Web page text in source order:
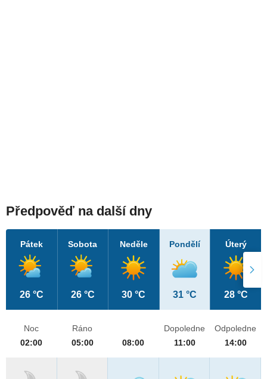
Předpověď na další dny
Pátek
26 °C
Sobota
26 °C
Neděle
30 °C
Pondělí
31 °C
Úterý
28 °C
Noc
02:00
Ráno
05:00
08:00
Dopoledne
11:00
Odpoledne
14:00